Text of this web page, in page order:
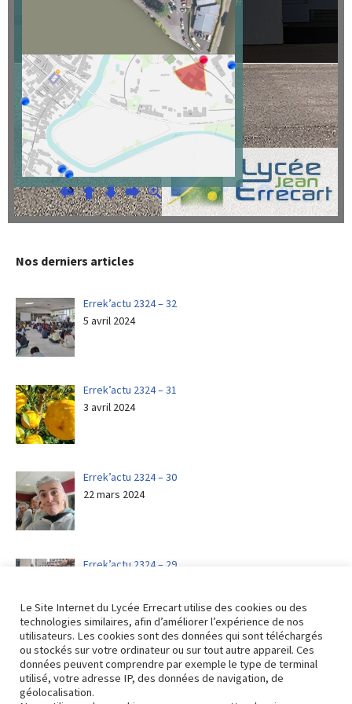
Nos derniers articles
Errek’actu 2324 – 32
5 avril 2024
Errek’actu 2324 – 31
3 avril 2024
Errek’actu 2324 – 30
22 mars 2024
Errek’actu 2324 – 29
Errek’actu 2324 – 28
8 mars 2024
Le Site Internet du Lycée Errecart utilise des cookies ou des
technologies similaires, afin d’améliorer l’expérience de nos
utilisateurs. Les cookies sont des données qui sont téléchargés
ou stockés sur votre ordinateur ou sur tout autre appareil. Ces
données peuvent comprendre par exemple le type de terminal
utilisé, votre adresse IP, des données de navigation, de
géolocalisation.